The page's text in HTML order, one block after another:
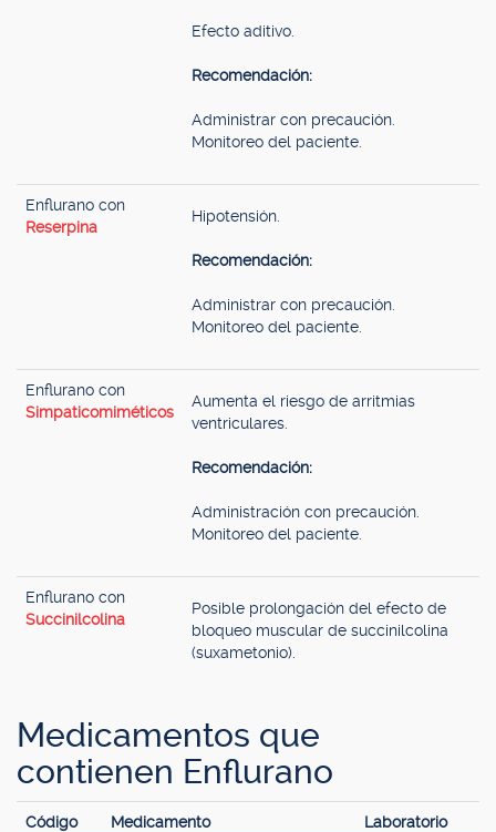
Efecto aditivo.
Recomendación:
Administrar con precaución.
Monitoreo del paciente.
Enflurano con
Reserpina
Hipotensión.
Recomendación:
Administrar con precaución.
Monitoreo del paciente.
Enflurano con
Simpaticomiméticos
Aumenta el riesgo de arritmias
ventriculares.
Recomendación:
Administración con precaución.
Monitoreo del paciente.
Enflurano con
Succinilcolina
Posible prolongación del efecto de
bloqueo muscular de succinilcolina
(suxametonio).
Medicamentos que
contienen Enflurano
Código Medicamento Laboratorio